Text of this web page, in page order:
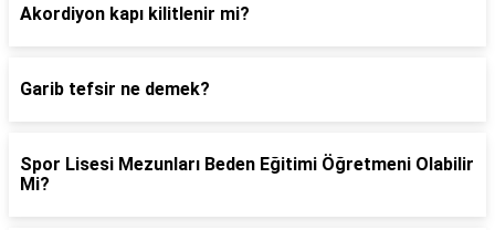
Akordiyon kapı kilitlenir mi?
Garib tefsir ne demek?
Spor Lisesi Mezunları Beden Eğitimi Öğretmeni Olabilir
Mi?